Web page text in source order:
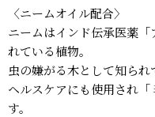
〈ニームオイル配合〉
ニームはインド伝承医薬
れている植物。
虫の嫌がる木として知られ
ヘルスケアにも使用され
す。